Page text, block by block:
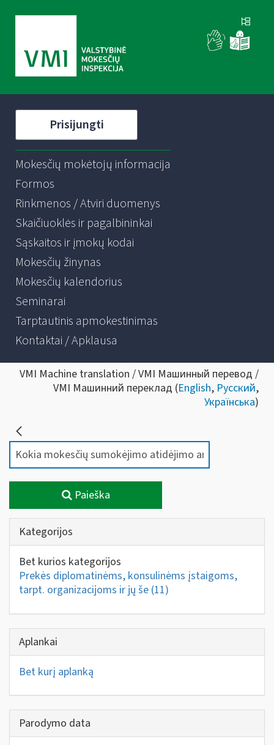
Prisijungti
Mokesčių mokėtojų informacija
Formos
Rinkmenos / Atviri duomenys
Skaičiuoklės ir pagalbininkai
Sąskaitos ir įmokų kodai
Mokesčių žinynas
Mokesčių kalendorius
Seminarai
Tarptautinis apmokestinimas
Kontaktai / Apklausa
VMI Machine translation / VMI Машинный перевод /
VMI Машинний переклад (English, Русский,
Українська)
Paieška
Kategorijos
Bet kurios kategorijos
Prekės diplomatinėms, konsulinėms įstaigoms,
tarpt. organizacijoms ir jų še (11)
Aplankai
Bet kurį aplanką
Parodymo data